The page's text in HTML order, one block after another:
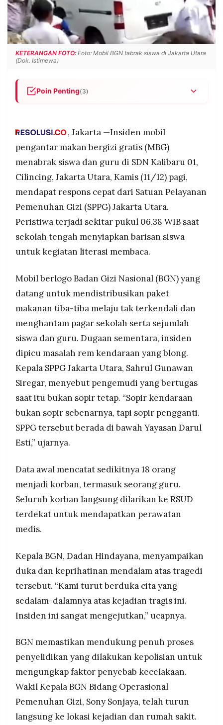
POLICY WARGA
INFORMASI
IKLAN
KIRIM
TULISAN
PENGADUAN TERM
©
RESOLUSI
PRAMUDITA
©
Resolusi.co
2026
RESOLUSI
MEDIA
PRAMUDITA
KETERANGAN FOTO: Foto: Mobil BGN tabrak siswa di Jakarta Utara
(Dok. Istimewa)
Poin Penting(3)
dugaan rem blong; total 18 orang jadi korban dan
tetap di bawah Yayasan Darul Esti, sementara
BGN menyatakan duka mendalam dan
mendukung penuh penyelidikan polisi.
BGN menanggung seluruh biaya perawatan
korban serta memastikan operasional dan
distribusi Program MBG tetap berjalan, disertai
evaluasi internal menyeluruh untuk mencegah
kejadian serupa.
, Jakarta —Insiden mobil
pengantar makan bergizi gratis (MBG)
menabrak siswa dan guru di SDN Kalibaru 01,
Cilincing, Jakarta Utara, Kamis (11/12) pagi,
mendapat respons cepat dari Satuan Pelayanan
Pemenuhan Gizi (SPPG) Jakarta Utara.
Peristiwa terjadi sekitar pukul 06.38 WIB saat
sekolah tengah menyiapkan barisan siswa
untuk kegiatan literasi membaca.
Mobil berlogo Badan Gizi Nasional (BGN) yang
datang untuk mendistribusikan paket
makanan tiba-tiba melaju tak terkendali dan
menghantam pagar sekolah serta sejumlah
siswa dan guru. Dugaan sementara, insiden
dipicu masalah rem kendaraan yang blong.
Kepala SPPG Jakarta Utara, Sahrul Gunawan
Siregar, menyebut pengemudi yang bertugas
saat itu bukan sopir tetap. “Sopir kendaraan
bukan sopir sebenarnya, tapi sopir pengganti.
SPPG tersebut berada di bawah Yayasan Darul
Esti,” ujarnya.
Data awal mencatat sedikitnya 18 orang
menjadi korban, termasuk seorang guru.
Seluruh korban langsung dilarikan ke RSUD
terdekat untuk mendapatkan perawatan
medis.
Kepala BGN, Dadan Hindayana, menyampaikan
duka dan keprihatinan mendalam atas tragedi
tersebut. “Kami turut berduka cita yang
sedalam-dalamnya atas kejadian tragis ini.
Insiden ini sangat mengejutkan,” ucapnya.
BGN memastikan mendukung penuh proses
penyelidikan yang dilakukan kepolisian untuk
mengungkap faktor penyebab kecelakaan.
Wakil Kepala BGN Bidang Operasional
Pemenuhan Gizi, Sony Sonjaya, telah turun
langsung ke lokasi kejadian dan rumah sakit.